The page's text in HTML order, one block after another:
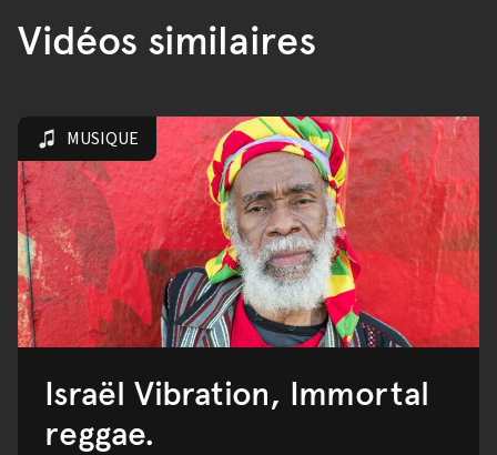
Vidéos similaires
MUSIQUE
Israël Vibration, Immortal
reggae.